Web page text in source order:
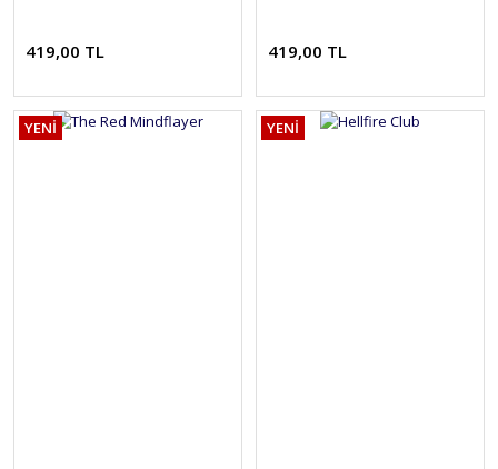
419,00 TL 419,00 TL
YENİ YENİ